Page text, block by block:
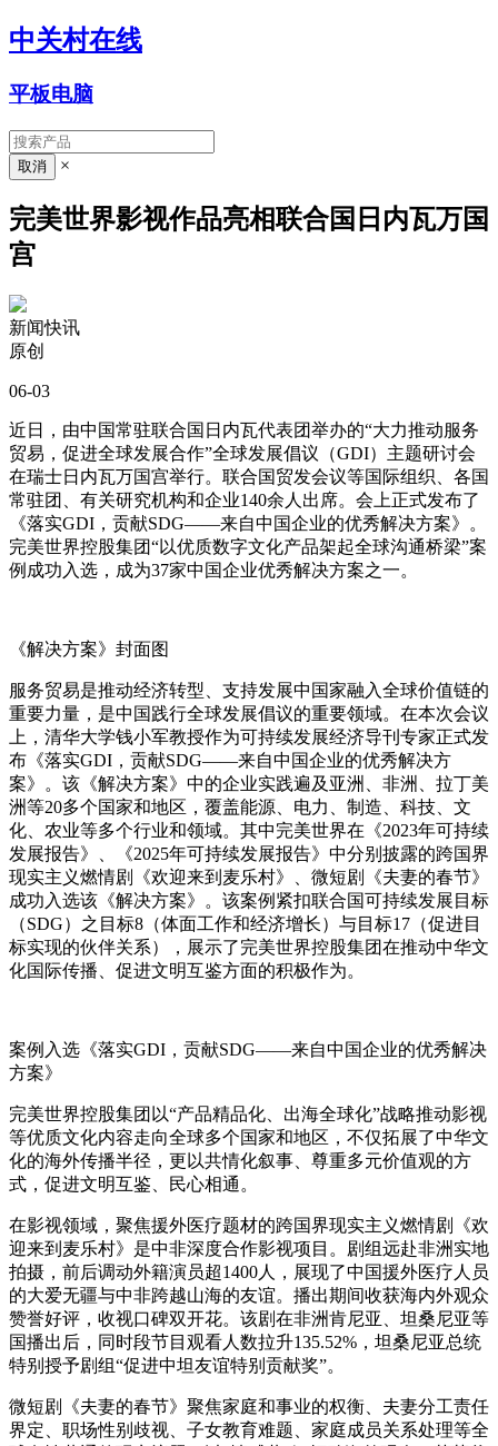
中关村在线
平板电脑
×
完美世界影视作品亮相联合国日内瓦万国
宫
新闻快讯
原创
06-03
近日，由中国常驻联合国日内瓦代表团举办的“大力推动服务
贸易，促进全球发展合作”全球发展倡议（GDI）主题研讨会
在瑞士日内瓦万国宫举行。联合国贸发会议等国际组织、各国
常驻团、有关研究机构和企业140余人出席。会上正式发布了
《落实GDI，贡献SDG——来自中国企业的优秀解决方案》。
完美世界控股集团“以优质数字文化产品架起全球沟通桥梁”案
例成功入选，成为37家中国企业优秀解决方案之一。
《解决方案》封面图
服务贸易是推动经济转型、支持发展中国家融入全球价值链的
重要力量，是中国践行全球发展倡议的重要领域。在本次会议
上，清华大学钱小军教授作为可持续发展经济导刊专家正式发
布《落实GDI，贡献SDG——来自中国企业的优秀解决方
案》。该《解决方案》中的企业实践遍及亚洲、非洲、拉丁美
洲等20多个国家和地区，覆盖能源、电力、制造、科技、文
化、农业等多个行业和领域。其中完美世界在《2023年可持续
发展报告》、《2025年可持续发展报告》中分别披露的跨国界
现实主义燃情剧《欢迎来到麦乐村》、微短剧《夫妻的春节》
成功入选该《解决方案》。该案例紧扣联合国可持续发展目标
（SDG）之目标8（体面工作和经济增长）与目标17（促进目
标实现的伙伴关系），展示了完美世界控股集团在推动中华文
化国际传播、促进文明互鉴方面的积极作为。
案例入选《落实GDI，贡献SDG——来自中国企业的优秀解决
方案》
完美世界控股集团以“产品精品化、出海全球化”战略推动影视
等优质文化内容走向全球多个国家和地区，不仅拓展了中华文
化的海外传播半径，更以共情化叙事、尊重多元价值观的方
式，促进文明互鉴、民心相通。
在影视领域，聚焦援外医疗题材的跨国界现实主义燃情剧《欢
迎来到麦乐村》是中非深度合作影视项目。剧组远赴非洲实地
拍摄，前后调动外籍演员超1400人，展现了中国援外医疗人员
的大爱无疆与中非跨越山海的友谊。播出期间收获海内外观众
赞誉好评，收视口碑双开花。该剧在非洲肯尼亚、坦桑尼亚等
国播出后，同时段节目观看人数拉升135.52%，坦桑尼亚总统
特别授予剧组“促进中坦友谊特别贡献奖”。
微短剧《夫妻的春节》聚焦家庭和事业的权衡、夫妻分工责任
界定、职场性别歧视、子女教育难题、家庭成员关系处理等全